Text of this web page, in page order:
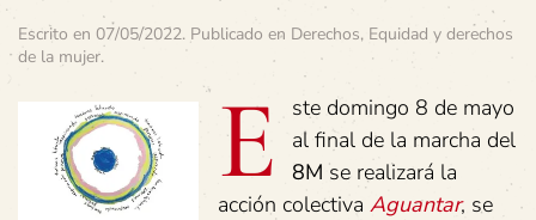
Escrito en 07/05/2022. Publicado en Derechos, Equidad y derechos
de la mujer.
E
ste domingo 8 de mayo
al final de la marcha del
8M se realizará la
acción colectiva Aguantar, se